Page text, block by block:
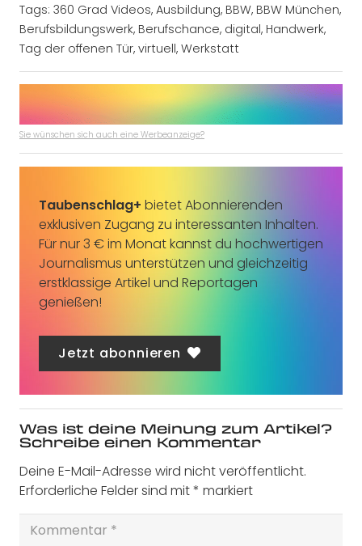
Tags: 360 Grad Videos, Ausbildung, BBW, BBW München,
Berufsbildungswerk, Berufschance, digital, Handwerk,
Tag der offenen Tür, virtuell, Werkstatt
Sie wünschen sich auch eine Werbeanzeige?
Taubenschlag+ bietet Abonnierenden
exklusiven Zugang zu interessanten Inhalten.
Für nur 3 € im Monat kannst du hochwertigen
Journalismus unterstützen und gleichzeitig
erstklassige Artikel und Reportagen
genießen!
Jetzt abonnieren
Was ist deine Meinung zum Artikel?
Schreibe einen Kommentar
Deine E-Mail-Adresse wird nicht veröffentlicht.
Erforderliche Felder sind mit* markiert